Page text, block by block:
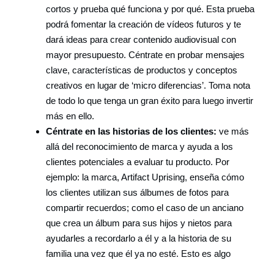
cortos y prueba qué funciona y por qué. Esta prueba
podrá fomentar la creación de vídeos futuros y te
dará ideas para crear contenido audiovisual con
mayor presupuesto. Céntrate en probar mensajes
clave, características de productos y conceptos
creativos en lugar de ‘micro diferencias’. Toma nota
de todo lo que tenga un gran éxito para luego invertir
más en ello.
Céntrate en las historias de los clientes: ve más
allá del reconocimiento de marca y ayuda a los
clientes potenciales a evaluar tu producto. Por
ejemplo: la marca, Artifact Uprising, enseña cómo
los clientes utilizan sus álbumes de fotos para
compartir recuerdos; como el caso de un anciano
que crea un álbum para sus hijos y nietos para
ayudarles a recordarlo a él y a la historia de su
familia una vez que él ya no esté. Esto es algo